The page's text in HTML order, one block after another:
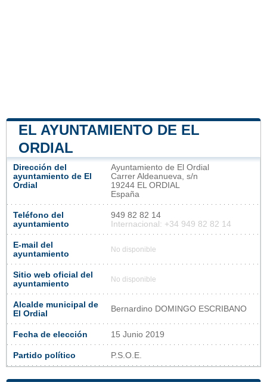
EL AYUNTAMIENTO DE EL
ORDIAL
Dirección del
ayuntamiento de El
Ordial
Ayuntamiento de El Ordial
Carrer Aldeanueva, s/n
19244 EL ORDIAL
España
Teléfono del
ayuntamiento
949 82 82 14
Internacional: +34 949 82 82 14
E-mail del
ayuntamiento
No disponible
Sitio web oficial del
ayuntamiento
No disponible
Alcalde municipal de
El Ordial
Bernardino DOMINGO ESCRIBANO
Fecha de elección 15 Junio 2019
Partido político P.S.O.E.